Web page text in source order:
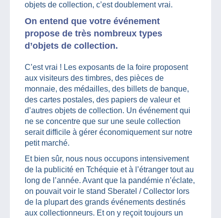
objets de collection, c’est doublement vrai.
On entend que votre événement
propose de très nombreux types
d’objets de collection.
C’est vrai ! Les exposants de la foire proposent
aux visiteurs des timbres, des pièces de
monnaie, des médailles, des billets de banque,
des cartes postales, des papiers de valeur et
d’autres objets de collection. Un événement qui
ne se concentre que sur une seule collection
serait difficile à gérer économiquement sur notre
petit marché.
Et bien sûr, nous nous occupons intensivement
de la publicité en Tchéquie et à l’étranger tout au
long de l’année. Avant que la pandémie n’éclate,
on pouvait voir le stand Sberatel / Collector lors
de la plupart des grands événements destinés
aux collectionneurs. Et on y reçoit toujours un